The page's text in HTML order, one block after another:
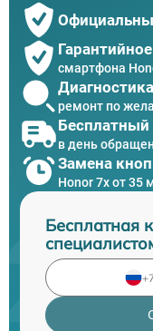
смартфона
ремонт по
в день
Замена
Honor 7x от 35
Бесплатная